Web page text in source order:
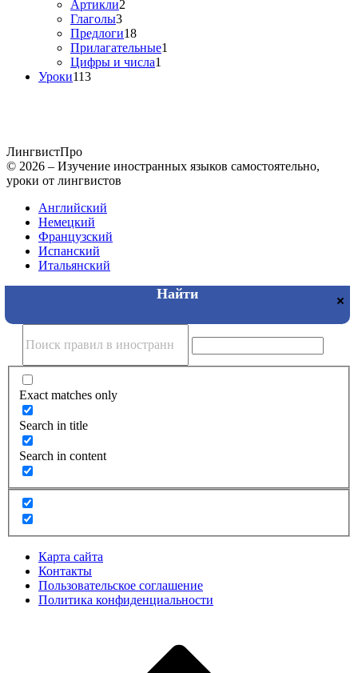
Артикли2
Глаголы3
Предлоги18
Прилагательные1
Цифры и числа1
Уроки113
ЛингвистПро
© 2026 – Изучение иностранных языков самостоятельно,
уроки от лингвистов
Английский
Немецкий
Французский
Испанский
Итальянский
Exact matches only
Search in title
Search in content
Карта сайта
Контакты
Пользовательское соглашение
Политика конфиденциальности